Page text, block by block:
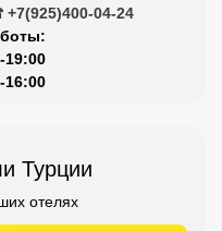
04-24
19:00
16:00
Турции
отелях